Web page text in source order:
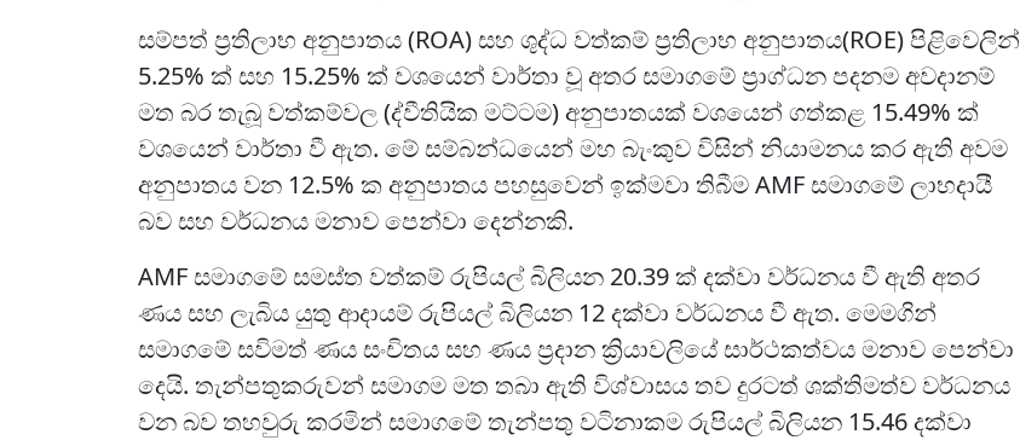
සම්පත් ප්‍රතිලාභ අනුපාතය (ROA) සහ ශුද්ධ වත්කම් ප්‍රතිලාභ අනුපාතය(ROE) පිළිවෙලින්
5.25% ක් සහ 15.25% ක් වශයෙන් වාර්තා වූ අතර සමාගමේ ප්‍රාග්ධන පදනම අවදානම්
මත බර තැබූ වත්කම්වල (ද්වීතියික මට්ටම) අනුපාතයක් වශයෙන් ගත්කළ 15.49% ක්
වශයෙන් වාර්තා වී ඇත. මේ සම්බන්ධයෙන් මහ බැංකුව විසින් නියාමනය කර ඇති අවම
අනුපාතය වන 12.5% ක අනුපාතය පහසුවෙන් ඉක්මවා තිබීම AMF සමාගමේ ලාභදායී
බව සහ වර්ධනය මනාව පෙන්වා දෙන්නකි.
AMF සමාගමේ සමස්ත වත්කම් රුපියල් බිලියන 20.39 ක් දක්වා වර්ධනය වී ඇති අතර
ණය සහ ලැබිය යුතු ආදායම් රුපියල් බිලියන 12 දක්වා වර්ධනය වී ඇත. මෙමගින්
සමාගමේ සවිමත් ණය සංචිතය සහ ණය ප්‍රදාන ක්‍රියාවලියේ සාර්ථකත්වය මනාව පෙන්වා
දෙයි. තැන්පතුකරුවන් සමාගම මත තබා ඇති විශ්වාසය තව දුරටත් ශක්තිමත්ව වර්ධනය
වන බව තහවුරු කරමින් සමාගමේ තැන්පතු වටිනාකම රුපියල් බිලියන 15.46 දක්වා